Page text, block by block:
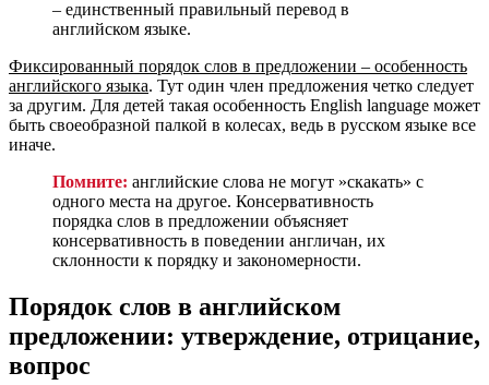
– единственный правильный перевод в
английском языке.
Фиксированный порядок слов в предложении – особенность
английского языка. Тут один член предложения четко следует
за другим. Для детей такая особенность English language может
быть своеобразной палкой в колесах, ведь в русском языке все
иначе.
Помните: английские слова не могут »скакать» с
одного места на другое. Консервативность
порядка слов в предложении объясняет
консервативность в поведении англичан, их
склонности к порядку и закономерности.
Порядок слов в английском
предложении: утверждение, отрицание,
вопрос